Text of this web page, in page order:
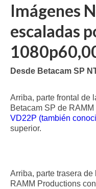
Imágenes
escaladas
Desde Betacam SP
Arriba, parte frontal de
Betacam SP de
VD22P (también
superior.
Arriba, parte trasera
RAMM Productions